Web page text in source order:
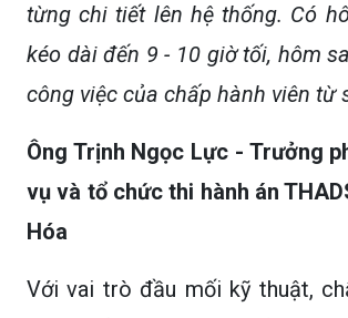
từng chi tiết lên hệ thống. Có
kéo dài đến 9 - 10 giờ tối, hôm
công việc của chấp hành viên từ
Ông Trịnh Ngọc Lực - Trưởng
vụ và tổ chức thi hành án
Hóa
Với vai trò đầu mối kỹ thuật,